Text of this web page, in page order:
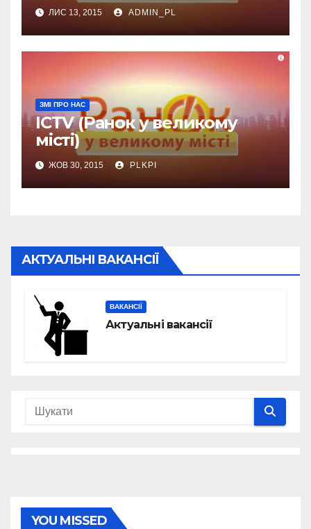
ЛИС 13, 2015 ADMIN_PL
ЗМІ ПРО НАС
ICTV (Ранок у великому
місті)
ЖОВ 30, 2015 PLKPI
АКТУАЛЬНІ ВАКАНСІЇ
ВАКАНСІЇ
Актуальні вакансії
YOU MISSED